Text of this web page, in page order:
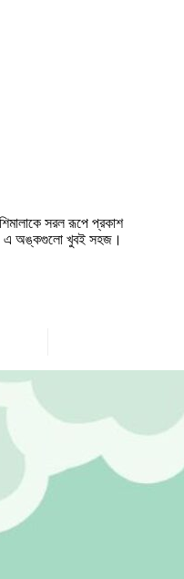
সরল রূপে প্রকাশ
এ অঙ্কগুলো খুবই সহজ।